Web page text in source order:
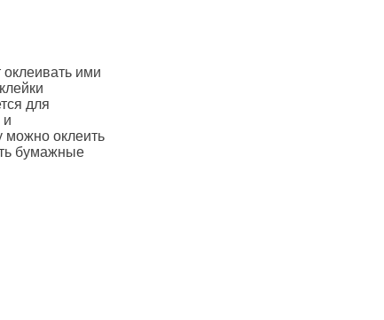
оклеивать ими
для
и
можно оклеить
бумажные